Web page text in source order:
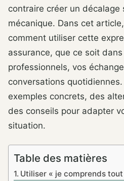
contraire créer un décalage
mécanique. Dans cet
comment utiliser cette
assurance, que ce soit
professionnels, vos
conversations
exemples concrets, des
des conseils pour adapter
situation.
Table des matières
Utiliser « je comprends